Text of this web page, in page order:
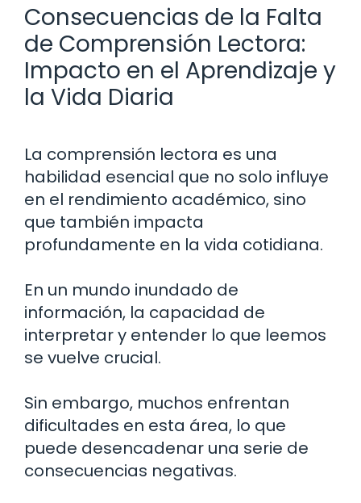
Consecuencias de la Falta
de Comprensión Lectora:
Impacto en el Aprendizaje y
la Vida Diaria
La comprensión lectora es una
habilidad esencial que no solo influye
en el rendimiento académico, sino
que también impacta
profundamente en la vida cotidiana.
En un mundo inundado de
información, la capacidad de
interpretar y entender lo que leemos
se vuelve crucial.
Sin embargo, muchos enfrentan
dificultades en esta área, lo que
puede desencadenar una serie de
consecuencias negativas.